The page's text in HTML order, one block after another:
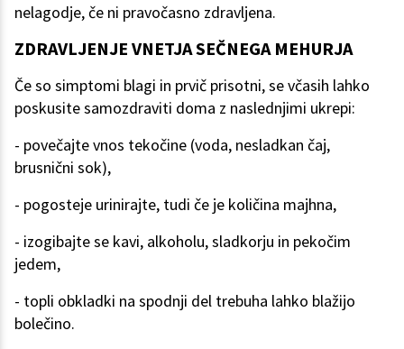
nelagodje, če ni pravočasno zdravljena.
ZDRAVLJENJE VNETJA SEČNEGA MEHURJA
Če so simptomi blagi in prvič prisotni, se včasih lahko
poskusite samozdraviti doma z naslednjimi ukrepi:
- povečajte vnos tekočine (voda, nesladkan čaj,
brusnični sok),
- pogosteje urinirajte, tudi če je količina majhna,
- izogibajte se kavi, alkoholu, sladkorju in pekočim
jedem,
- topli obkladki na spodnji del trebuha lahko blažijo
bolečino.